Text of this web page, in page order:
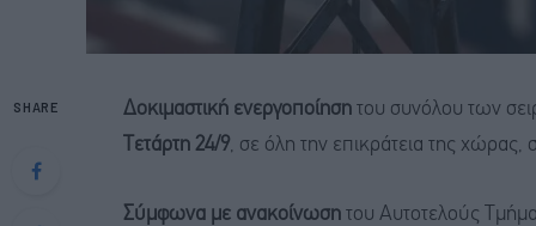
SHARE Δοκιμαστική ενεργοποίηση του συνόλου των
Τετάρτη 24/9, σε όλη την επικράτεια της
Σύμφωνα με ανακοίνωση του Αυτοτελούς